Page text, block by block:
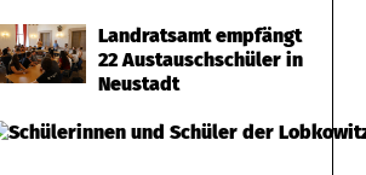
Landratsamt empfängt
22 Austauschschüler in
Neustadt